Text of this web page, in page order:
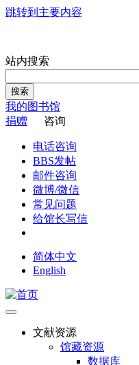
跳转到主要内容
站内搜索
搜索
我的图书馆
捐赠
咨询
电话咨询
BBS发帖
邮件咨询
微博/微信
常见问题
给馆长写信
简体中文
English
文献资源
馆藏资源
数据库